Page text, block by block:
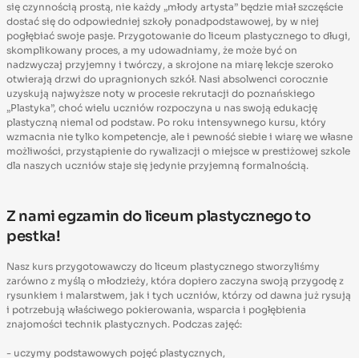
się czynnością prostą, nie każdy „młody artysta” będzie miał szczęście
dostać się do odpowiedniej szkoły ponadpodstawowej, by w niej
pogłębiać swoje pasje. Przygotowanie do liceum plastycznego to długi,
skomplikowany proces, a my udowadniamy, że może być on
nadzwyczaj przyjemny i twórczy, a skrojone na miarę lekcje szeroko
otwierają drzwi do upragnionych szkół. Nasi absolwenci corocznie
uzyskują najwyższe noty w procesie rekrutacji do poznańskiego
„Plastyka”, choć wielu uczniów rozpoczyna u nas swoją edukację
plastyczną niemal od podstaw. Po roku intensywnego kursu, który
wzmacnia nie tylko kompetencje, ale i pewność siebie i wiarę we własne
możliwości, przystąpienie do rywalizacji o miejsce w prestiżowej szkole
dla naszych uczniów staje się jedynie przyjemną formalnością.
Z nami egzamin do liceum plastycznego to
pestka!
Nasz kurs przygotowawczy do liceum plastycznego stworzyliśmy
zarówno z myślą o młodzieży, która dopiero zaczyna swoją przygodę z
rysunkiem i malarstwem, jak i tych uczniów, którzy od dawna już rysują
i potrzebują właściwego pokierowania, wsparcia i pogłębienia
znajomości technik plastycznych. Podczas zajęć:
- uczymy podstawowych pojęć plastycznych,